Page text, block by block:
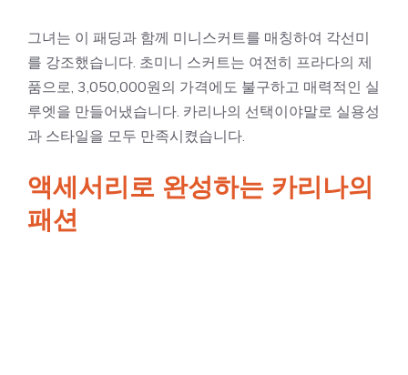
그녀는 이 패딩과 함께 미니스커트를 매칭하여 각선미
를 강조했습니다. 초미니 스커트는 여전히 프라다의 제
품으로, 3,050,000원의 가격에도 불구하고 매력적인 실
루엣을 만들어냈습니다. 카리나의 선택이야말로 실용성
과 스타일을 모두 만족시켰습니다.
액세서리로 완성하는 카리나의
패션